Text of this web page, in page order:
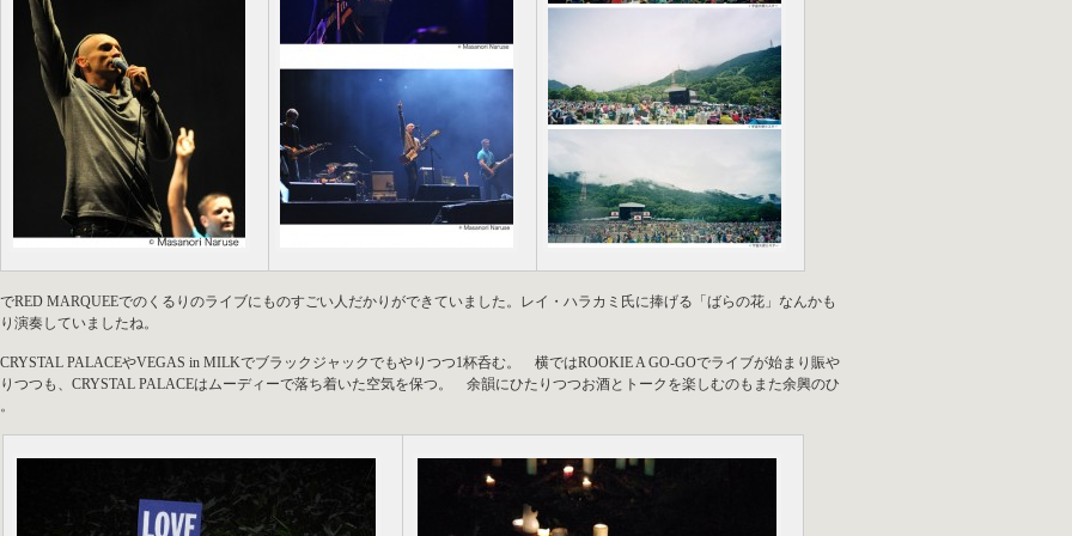
RED MARQUEEでのくるりのライブにものすごい人だかりができていました。レイ・ハラカミ氏に捧げる「ばらの花」なんかも
演奏していましたね。
PALACEやVEGAS in MILKでブラックジャックでもやりつつ1杯呑む。 横ではROOKIE A GO-GOでライブが始まり賑や
つつも、CRYSTAL PALACEはムーディーで落ち着いた空気を保つ。 余韻にひたりつつお酒とトークを楽しむのもまた余興のひ